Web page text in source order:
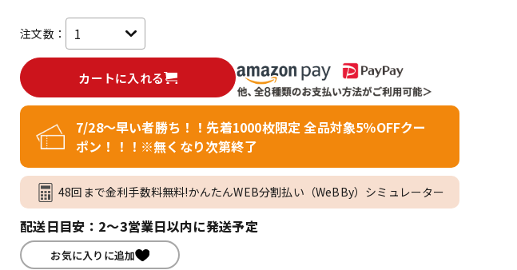
注文数：
カートに入れる
7/28～早い者勝ち！！先着1000枚限定 全品対象5％OFFクー
ポン！！！※無くなり次第終了
48回まで金利手数料無料!かんたんWEB分割払い（WeBBy）シミュレーター
配送日目安：2～3営業日以内に発送予定
お気に入りに追加